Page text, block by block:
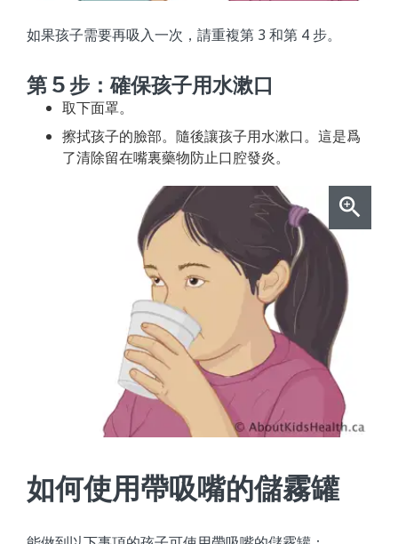
如果孩子需要再吸入一次，請重複第 3 和第 4 步。
第 5 步：確保孩子用水漱口
取下面罩。
擦拭孩子的臉部。隨後讓孩子用水漱口。這是爲
了清除留在嘴裏藥物防止口腔發炎。
如何使用帶吸嘴的儲霧罐